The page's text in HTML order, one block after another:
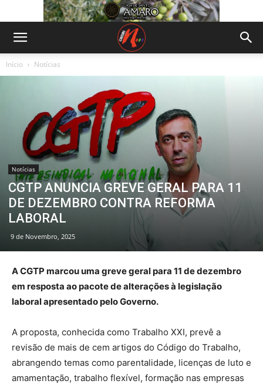
Início Notícias
Notícias
CGTP ANUNCIA GREVE GERAL PARA 11
DE DEZEMBRO CONTRA REFORMA
LABORAL
9 de Novembro, 2025
A CGTP marcou uma greve geral para 11 de dezembro
em resposta ao pacote de alterações à legislação
laboral apresentado pelo Governo.
A proposta, conhecida como Trabalho XXI, prevê a
revisão de mais de cem artigos do Código do Trabalho,
abrangendo temas como parentalidade, licenças de luto e
amamentação, trabalho flexível, formação nas empresas